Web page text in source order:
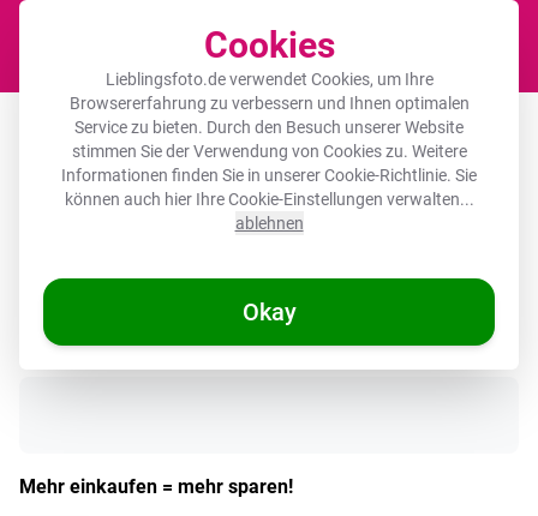
Cookies
Lieblingsfoto.de verwendet Cookies, um Ihre
Browsererfahrung zu verbessern und Ihnen optimalen
Service zu bieten. Durch den Besuch unserer Website
stimmen Sie der Verwendung von Cookies zu. Weitere
Informationen finden Sie in unsererCookie-Richtlinie. Sie
können auch hier Ihre Cookie-Einstellungen verwalten...
ablehnen
Okay
Runde Bilder Glas - Zitate - Blume -
Tulpe - Gelb
Auf Lager
Mehr einkaufen = mehr sparen!